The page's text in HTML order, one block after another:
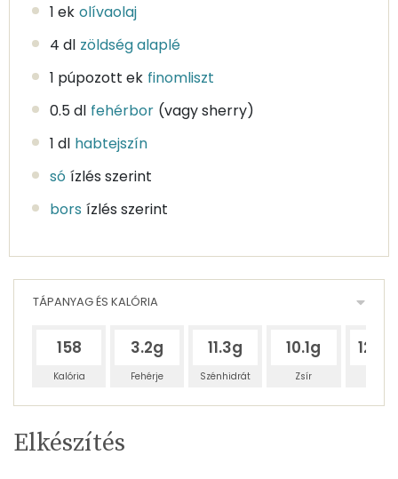
1 ek olívaolaj
4 dl zöldség alaplé
1 púpozott ek finomliszt
0.5 dl fehérbor (vagy sherry)
1 dl habtejszín
só ízlés szerint
bors ízlés szerint
TÁPANYAG ÉS KALÓRIA
158
Kalória
3.2g
Fehérje
11.3g
Szénhidrát
10.1g
Zsír
Egy
adagban
TÁPANYAGTARTALOM
Elkészítés